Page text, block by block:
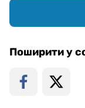
Поширити у